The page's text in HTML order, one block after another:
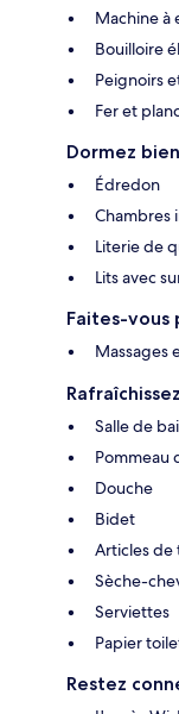
Machine à
Bouilloire
Peignoirs
Fer et
Dormez bien
Édredon
Chambres
Literie de
Lits avec
Faites-vous
Massages
Salle de
Pommeau
Douche
Bidet
Articles
Sèche-
Serviettes
Papier
Restez